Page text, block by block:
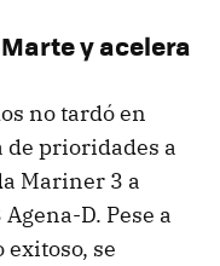
y acelera
no tardó en
de prioridades a
Mariner 3 a
D. Pese a
se